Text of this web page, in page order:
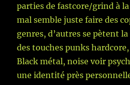
parties de fastcore/grind à
mal semble juste faire des
genres, d’autres se pètent
des touches punks
Black métal, noise voir
une identité près